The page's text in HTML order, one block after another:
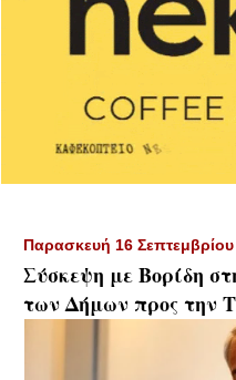
Παρασκευή 16
Σύσκεψη με Βορίδη
των Δήμων προς την